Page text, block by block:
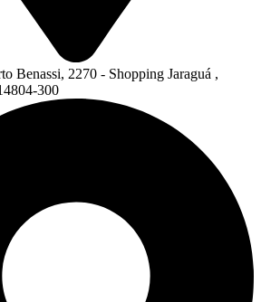
Benassi, 2270 - Shopping Jaraguá ,
300